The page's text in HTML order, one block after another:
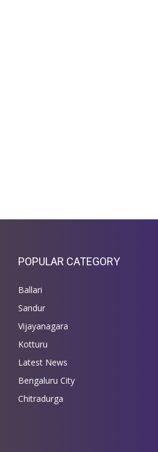
POPULAR CATEGORY
Ballari
Sandur
Vijayanagara
Kotturu
Latest News
Bengaluru City
Chitradurga